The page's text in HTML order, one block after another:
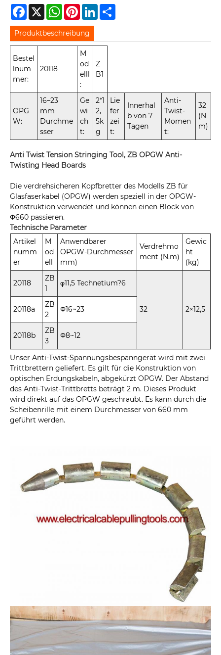
Facebook
X WhatsAppPinterestLinkedIn
Produktbeschreibung
Bestel
lnum
mer:
20118
M
od
elll
:
Z
B1
OPG
W:
16–23
mm
Durchme
sser
Ge
wi
ch
t:
2*1
2,
5k
g
Lie
fer
zei
t:
Innerhal
b von 7
Tagen
Anti-
Twist-
Momen
t:
32
(N
m)
Anti Twist Tension Stringing Tool, ZB OPGW Anti-
Twisting Head Boards
Die verdrehsicheren Kopfbretter des Modells ZB für
Glasfaserkabel (OPGW) werden speziell in der OPGW-
Konstruktion verwendet und können einen Block von
Φ660 passieren.
Technische Parameter
Artikel
numm
er
M
od
ell
Anwendbarer
OPGW-Durchmesser
mm)
Verdrehmo
ment (N.m)
Gewic
ht
(kg)
20118
ZB
1
φ11,5 Technetium?6
32 2×12,5
20118a
ZB
2
Φ16~23
20118b
ZB
3
Φ8~12
Unser Anti-Twist-Spannungsbespanngerät wird mit zwei
Trittbrettern geliefert. Es gilt für die Konstruktion von
optischen Erdungskabeln, abgekürzt OPGW. Der Abstand
des Anti-Twist-Trittbretts beträgt 2 m. Dieses Produkt
wird direkt auf das OPGW geschraubt. Es kann durch die
Scheibenrille mit einem Durchmesser von 660 mm
geführt werden.